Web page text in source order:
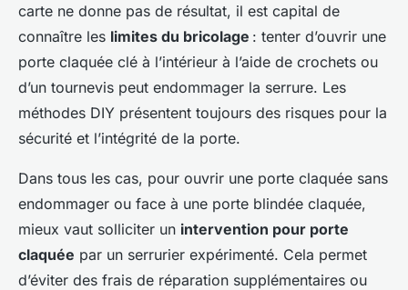
carte ne donne pas de résultat, il est capital de
connaître les limites du bricolage : tenter d’ouvrir une
porte claquée clé à l’intérieur à l’aide de crochets ou
d’un tournevis peut endommager la serrure. Les
méthodes DIY présentent toujours des risques pour la
sécurité et l’intégrité de la porte.
Dans tous les cas, pour ouvrir une porte claquée sans
endommager ou face à une porte blindée claquée,
mieux vaut solliciter un intervention pour porte
claquée par un serrurier expérimenté. Cela permet
d’éviter des frais de réparation supplémentaires ou